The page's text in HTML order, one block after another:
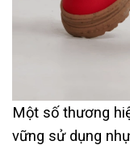
Một số thương
vững sử dụng